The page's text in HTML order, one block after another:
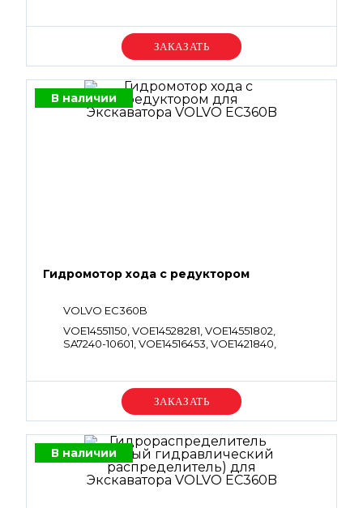
Уточняйте цену
В наличии
Гидромотор хода с редуктором
VOLVO EC360B
VOE14551150, VOE14528281, VOE14551802,
SA7240-10601, VOE14516453, VOE1421840,
Уточняйте цену
В наличии